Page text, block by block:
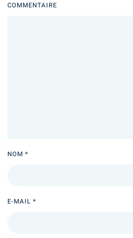
COMMENTAIRE
NOM *
E-MAIL *